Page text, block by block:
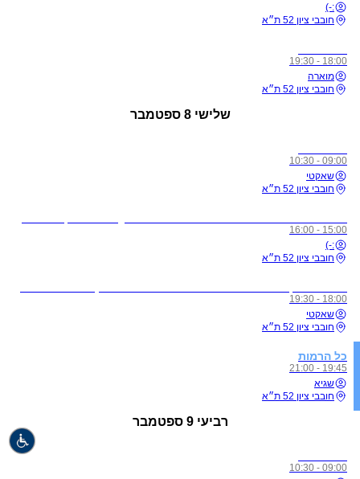
:-)
חובבי ציון 52 ת״א
18:00 - 19:30
מוארה
חובבי ציון 52 ת״א
שלישי 8 ספטמבר
09:00 - 10:30
שאקטי
חובבי ציון 52 ת״א
15:00 - 16:00
:-)
חובבי ציון 52 ת״א
18:00 - 19:30
שאקטי
חובבי ציון 52 ת״א
כל הרמות
19:45 - 21:00
שגיא
חובבי ציון 52 ת״א
רביעי 9 ספטמבר
09:00 - 10:30